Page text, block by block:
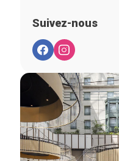
Suivez-nous